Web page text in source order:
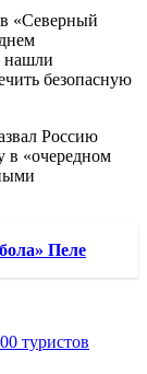
в «Северный
нашли
безопасную
Россию
в «очередном
Пеле
туристов